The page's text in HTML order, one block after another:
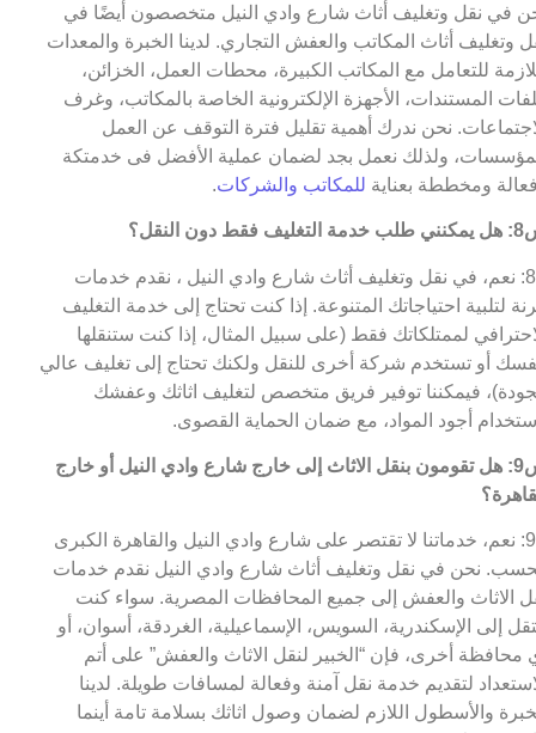
في نقل وتغليف أثاث شارع وادي النيل متخصصون أيضًا في
وتغليف أثاث المكاتب والعفش التجاري. لدينا الخبرة والمعدات
للتعامل مع المكاتب الكبيرة، محطات العمل، الخزائن،
المستندات، الأجهزة الإلكترونية الخاصة بالمكاتب، وغرف
نحن ندرك أهمية تقليل فترة التوقف عن العمل
ولذلك نعمل بجد لضمان عملية الأفضل فى خدمتكة
ومخططة بعناية للمكاتب والشركات.
فقط دون النقل؟
ج8: نعم، في نقل وتغليف أثاث شارع وادي النيل ، نقدم خدمات
لتلبية احتياجاتك المتنوعة. إذا كنت تحتاج إلى خدمة التغليف
لممتلكاتك فقط (على سبيل المثال، إذا كنت ستنقلها
أو تستخدم شركة أخرى للنقل ولكنك تحتاج إلى تغليف عالي
فيمكننا توفير فريق متخصص لتغليف اثاثك وعفشك
أجود المواد، مع ضمان الحماية القصوى.
س9: هل تقومون بنقل الاثاث إلى خارج شارع وادي النيل أو خارج
ج9: نعم، خدماتنا لا تقتصر على شارع وادي النيل والقاهرة الكبرى
نحن في نقل وتغليف أثاث شارع وادي النيل نقدم خدمات
الاثاث والعفش إلى جميع المحافظات المصرية. سواء كنت
إلى الإسكندرية، السويس، الإسماعيلية، الغردقة، أسوان، أو
محافظة أخرى، فإن “الخبير لنقل الاثاث والعفش” على أتم
لتقديم خدمة نقل آمنة وفعالة لمسافات طويلة. لدينا
والأسطول اللازم لضمان وصول اثاثك بسلامة تامة أينما